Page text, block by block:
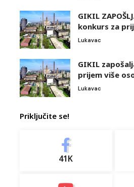
GIKIL
konkurs za
Lukavac
GIKIL
prijem više
Lukavac
Priključite se!
41K